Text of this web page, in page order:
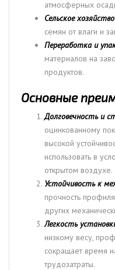
атмосферных
Сельское
семян от влаги и
Переработка и
материалов на
продуктов.
Основные
Долговечность и
оцинкованному
высокой
использовать в
открытом воздухе.
Устойчивость к
прочность
других
Легкость
низкому весу,
сокращает время
трудозатраты.